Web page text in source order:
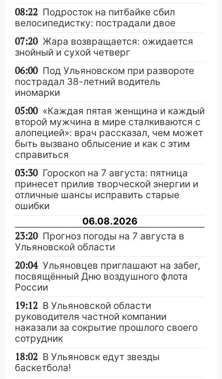
08:22 Подросток на питбайке сбил
велосипедистку: пострадали двое
07:20 Жара возвращается: ожидается
знойный и сухой четверг
06:00 Под Ульяновском при развороте
пострадал 38-летний водитель
иномарки
05:00 «Каждая пятая женщина и каждый
второй мужчина в мире сталкиваются с
алопецией»: врач рассказал, чем может
быть вызвано облысение и как с этим
справиться
03:30 Гороскоп на 7 августа: пятница
принесет прилив творческой энергии и
отличные шансы исправить старые
ошибки
06.08.2026
23:20 Прогноз погоды на 7 августа в
Ульяновской области
20:04 Ульяновцев приглашают на забег,
посвящённый Дню воздушного флота
России
19:12 В Ульяновской области
руководителя частной компании
наказали за сокрытие прошлого своего
сотрудник
18:02 В Ульяновск едут звезды
баскетбола!